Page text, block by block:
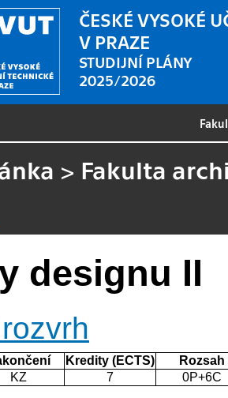
ČESKÉ VYSOKÉ
V PRAZE
STUDIJNÍ PLÁNY
2025/2026
> Fakulta
designu II
Kredity (ECTS)
Rozsah
KZ 7 0P+6C